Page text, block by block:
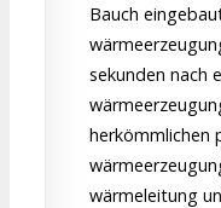
Bauch
sekunden nach
herkömmlichen
wärmeleitung